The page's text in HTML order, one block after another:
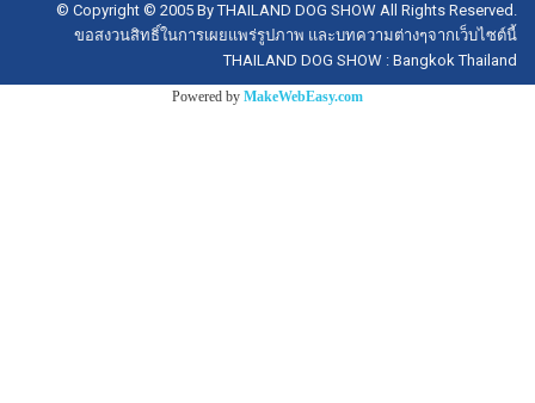
© Copyright © 2005 By THAILAND DOG SHOW All Rights Reserved.
ขอสงวนสิทธิ์ในการเผยแพร่รูปภาพ และบทความต่างๆจากเว็บไซต์นี้
THAILAND DOG SHOW : Bangkok Thailand
Powered by MakeWebEasy.com